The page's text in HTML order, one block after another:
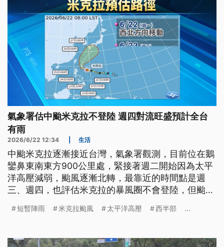
氣象署估中颱米克拉不登陸 週四對流旺盛預計全台
有雨
2026/6/22 12:34 生活
中颱米克拉逐漸接近台灣，氣象署觀測，目前位在鵝
鑾鼻東南東方900公里處，緊接著週二開始因為太平
洋高壓減弱，颱風逐漸北轉，最靠近的時間點是週
三、週四，也評估米克拉的暴風圈不會登陸，但颱風
短暫陣雨 米克拉颱風 太平洋高壓 西半部 ...